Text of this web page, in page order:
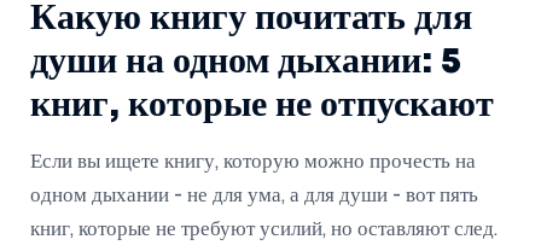
Какую книгу почитать для
души на одном дыхании: 5
книг, которые не отпускают
Если вы ищете книгу, которую можно прочесть на
одном дыхании - не для ума, а для души - вот пять
книг, которые не требуют усилий, но оставляют след.